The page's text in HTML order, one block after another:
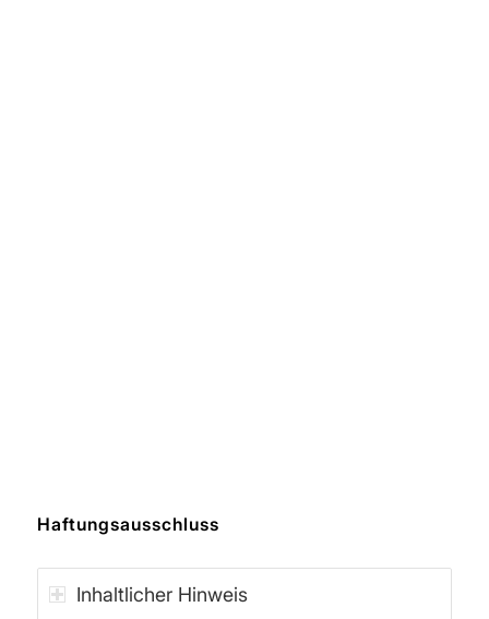
Haftungsausschluss
Inhaltlicher Hinweis